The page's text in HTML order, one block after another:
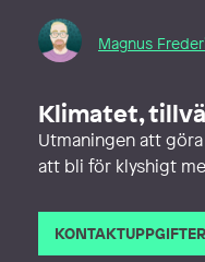
Magnus
Klimatet,
Utmaningen att
att bli för klyshigt
KONTAKTUPPGIFTER